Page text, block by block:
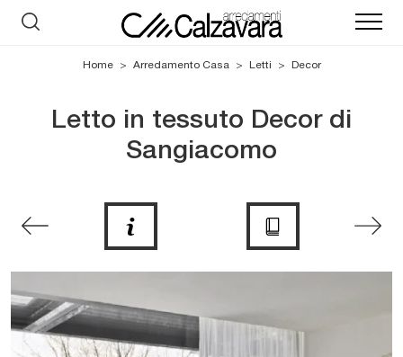
Home > Arredamento Casa > Letti > Decor
Letto in tessuto Decor di
Sangiacomo